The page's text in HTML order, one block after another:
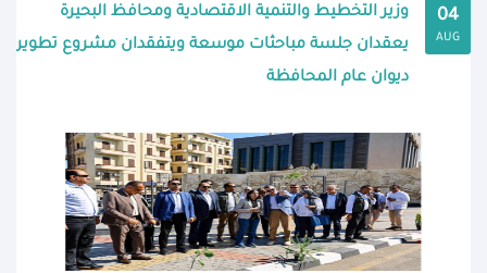
04
AUG
وزير التخطيط والتنمية الاقتصادية ومحافظ البحيرة
يعقدان جلسة مباحثات موسعة ويتفقدان مشروع تطوير
ديوان عام المحافظة